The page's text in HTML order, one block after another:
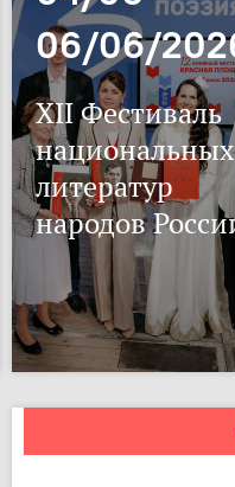
06/06/
XII Фестиваль
национальных
литератур
народов